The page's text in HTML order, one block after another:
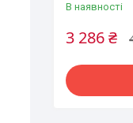
В наявності
3 286 ₴